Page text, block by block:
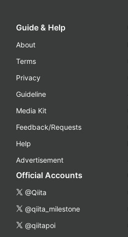
Guide & Help
About
Terms
Privacy
Guideline
Media Kit
Feedback/Requests
Help
Advertisement
Official Accounts
@Qiita
@qiita_milestone
@qiitapoi